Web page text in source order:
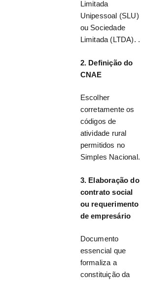
Limitada
Unipessoal (SLU)
ou Sociedade
Limitada (LTDA). .
2. Definição do
CNAE
Escolher
corretamente os
códigos de
atividade rural
permitidos no
Simples Nacional.
3. Elaboração do
contrato social
ou requerimento
de empresário
Documento
essencial que
formaliza a
constituição da